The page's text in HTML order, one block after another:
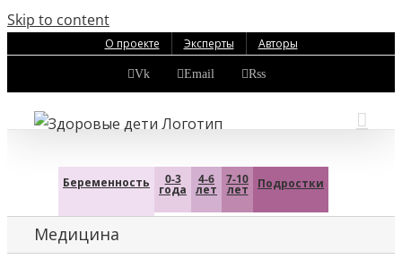
Skip to content
О проекте Эксперты Авторы
Vk Email Rss
Беременность 0-3
года
4-6
лет
7-10
лет Подростки
Медицина